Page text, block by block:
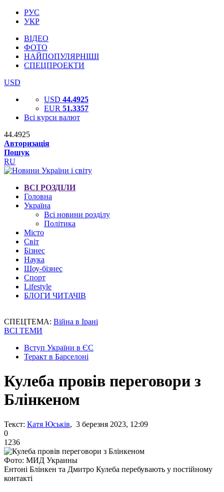
РУС
УКР
ВІДЕО
ФОТО
НАЙПОПУЛЯРНІШІ
СПЕЦПРОЕКТИ
USD
USD 44.4925
EUR 51.3357
Всі курси валют
44.4925
Авторизація
Пошук
RU
ВСІ РОЗДІЛИ
Головна
Україна
Всі новини розділу
Політика
Місто
Світ
Бізнес
Наука
Шоу-бізнес
Спорт
Lifestyle
БЛОГИ ЧИТАЧІВ
СПЕЦТЕМА: Війна в Ірані
ВСІ ТЕМИ
Вступ України в ЄС
Теракт в Барселоні
Кулеба провів переговори з
Блінкеном
Текст: Катя Юськів, 3 березня 2023, 12:09
0
1236
Фото: МИД Украины
Ентоні Блінкен та Дмитро Кулеба перебувають у постійному
контакті